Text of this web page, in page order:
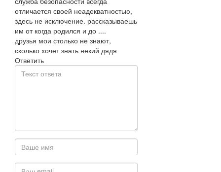
отличается своей неадекватностью,
здесь не исключение. рассказываешь
им от когда родился и до ....
друзья мои столько не знают,
сколько хочет знать некий дядя
Ответить